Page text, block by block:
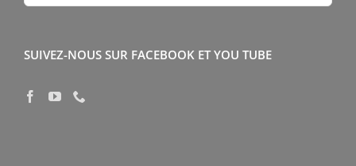
SUIVEZ-NOUS SUR FACEBOOK ET YOU TUBE